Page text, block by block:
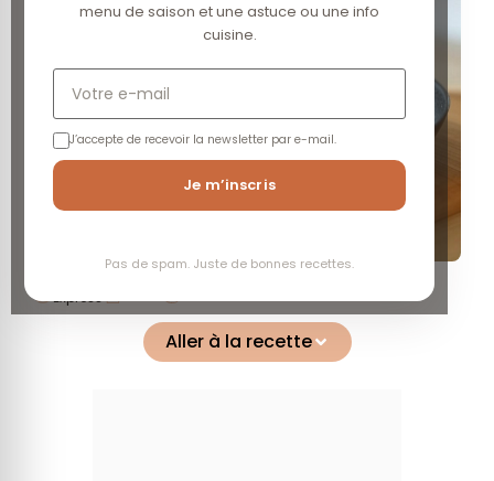
menu de saison et une astuce ou une info
cuisine.
Votre e-mail
J’accepte de recevoir la newsletter par e-mail.
Je m’inscris
Pas de spam. Juste de bonnes recettes.
Express
Aller à la recette